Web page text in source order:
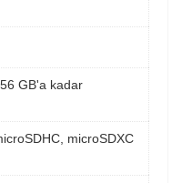
GB'a kadar
microSDXC